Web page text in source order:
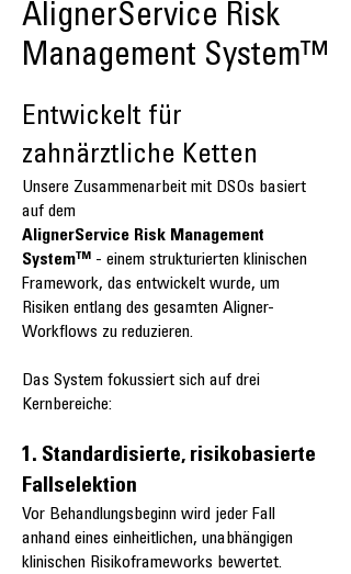
AlignerService Risk
Management System™
Entwickelt für
zahnärztliche Ketten
Unsere Zusammenarbeit mit DSOs basiert
auf dem
AlignerService Risk Management
System™ - einem strukturierten klinischen
Framework, das entwickelt wurde, um
Risiken entlang des gesamten Aligner-
Workflows zu reduzieren.
Das System fokussiert sich auf drei
Kernbereiche:
1. Standardisierte, risikobasierte
Fallselektion
Vor Behandlungsbeginn wird jeder Fall
anhand eines einheitlichen, unabhängigen
klinischen Risikoframeworks bewertet.